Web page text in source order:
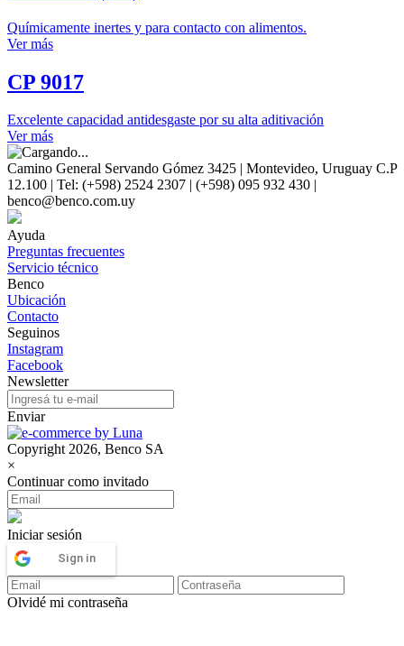
Químicamente inertes y para contacto con alimentos.
Ver más
CP 9017
Excelente capacidad antidesgaste por su alta aditivación
Ver más
Camino General Servando Gómez 3425 | Montevideo, Uruguay C.P
12.100 | Tel: (+598) 2524 2307 | (+598) 095 932 430 |
benco@benco.com.uy
Ayuda
Preguntas frecuentes
Servicio técnico
Benco
Ubicación
Contacto
Seguinos
Instagram
Facebook
Newsletter
Enviar
Copyright 2026, Benco SA
×
Continuar como invitado
Iniciar sesión
Sign in
Olvidé mi contraseña